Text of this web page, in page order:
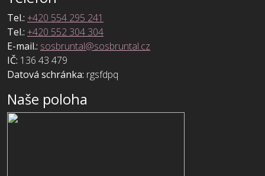
Tel.: +420 554 295 241
Tel.: +420 552 304 304
E-mail.: sosbruntal@sosbruntal.cz
IČ: 136 43 479
Datová schránka: rgsfdpq
Naše poloha